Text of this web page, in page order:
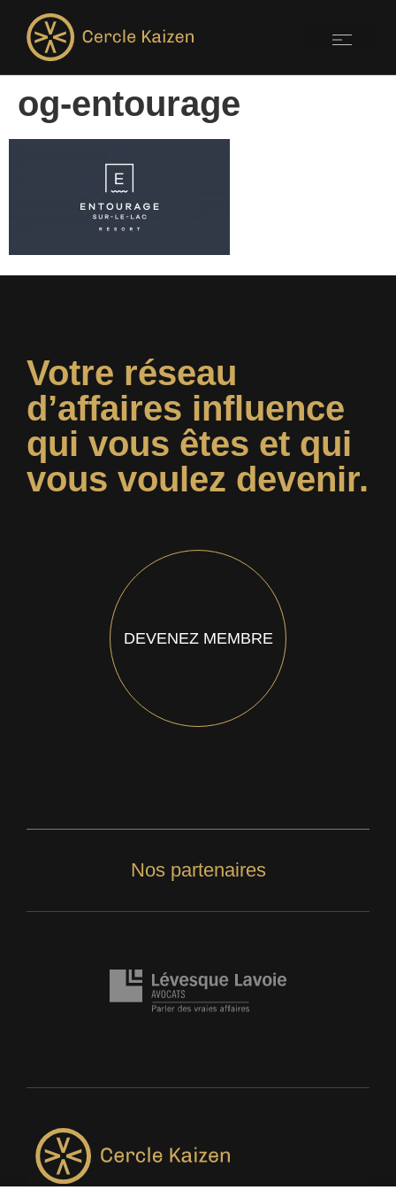
og-entourage
Votre réseau
d’affaires influence
qui vous êtes et qui
vous voulez devenir.
DEVENEZ MEMBRE
Nos partenaires